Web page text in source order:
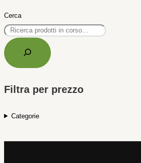
Cerca
Filtra per prezzo
Categorie